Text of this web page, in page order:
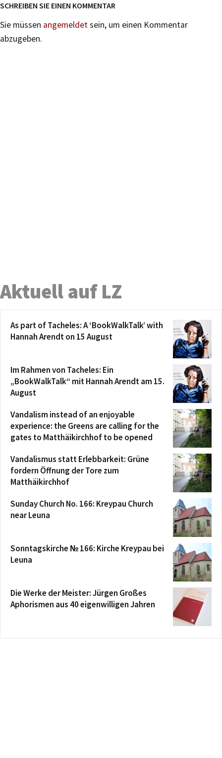
SCHREIBEN SIE EINEN KOMMENTAR
Sie müssen angemeldetsein, um einen Kommentar
abzugeben.
Aktuell auf LZ
As part of Tacheles: A ‘BookWalkTalk’ with
Hannah Arendt on 15 August
Im Rahmen von Tacheles: Ein
„BookWalkTalk“ mit Hannah Arendt am 15.
August
Vandalism instead of an enjoyable
experience: the Greens are calling for the
gates to Matthäikirchhof to be opened
Vandalismus statt Erlebbarkeit: Grüne
fordern Öffnung der Tore zum
Matthäikirchhof
Sunday Church No. 166: Kreypau Church
near Leuna
Sonntagskirche № 166: Kirche Kreypau bei
Leuna
Die Werke der Meister: Jürgen Großes
Aphorismen aus 40 eigenwilligen Jahren